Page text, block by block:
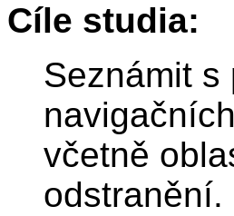
Cíle studia:
Seznámit
včetně
odstranění.